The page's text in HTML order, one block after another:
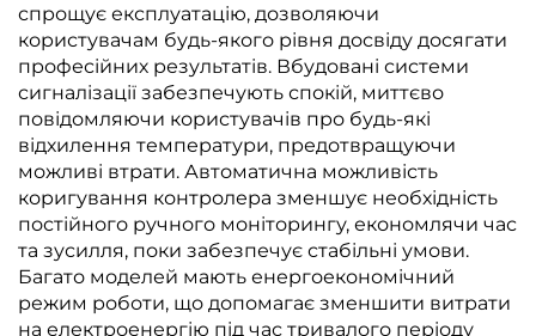
спрощує експлуатацію, дозволяючи
користувачам будь-якого рівня досвіду досягати
професійних результатів. Вбудовані системи
сигналізації забезпечують спокій, миттєво
повідомляючи користувачів про будь-які
відхилення температури, предотвращуючи
можливі втрати. Автоматична можливість
коригування контролера зменшує необхідність
постійного ручного моніторингу, економлячи час
та зусилля, поки забезпечує стабільні умови.
Багато моделей мають енергоекономічний
режим роботи, що допомагає зменшити витрати
на електроенергію під час тривалого періоду